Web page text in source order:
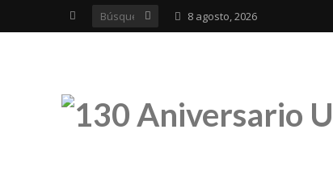
8 agosto, 2026